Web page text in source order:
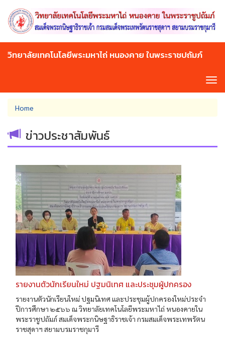
main
content
วิทยาลัยเทคโนโลยีพระมหาไถ่ หนองคาย ในพระราชปถัมภ์
You
are
here
Home
ข่าวประชาสัมพันธ์
รายงานตัวนักเรียนใหม่ ปฐมนิเทศ และประชุมผู้ปกครอง
รายงานตัวนักเรียนใหม่ ปฐมนิเทศ และประชุมผู้ปกครองใหม่ประจำ
ปีการศึกษา ๒๕๖๖ ณ วิทยาลัยเทคโนโลยีพระมหาไถ่ หนองคายใน
พระราชูปถัมภ์ สมเด็จพระกนิษฐาธิราชเจ้า กรมสมเด็จพระเทพรัตน
ราชสุดาฯ สยามบรมราชกุมารี